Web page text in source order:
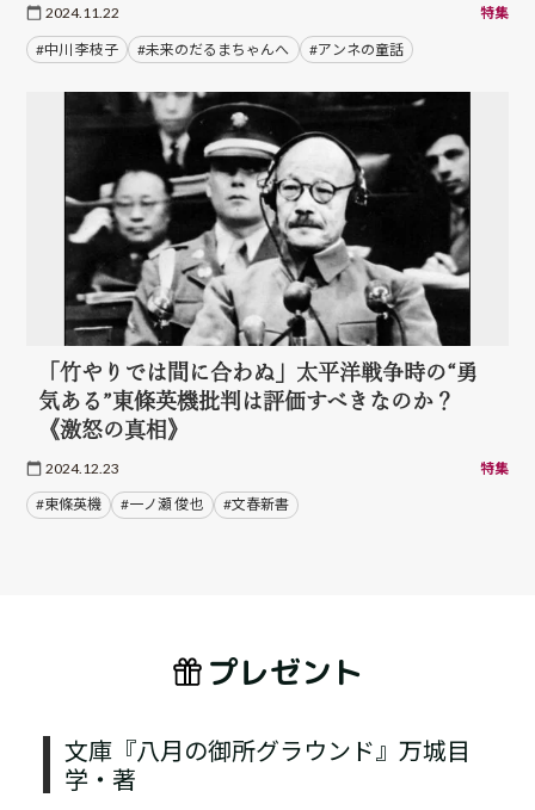
2024.11.22 特集
#中川 李枝子 #未来のだるまちゃんへ #アンネの童話
「竹やりでは間に合わぬ」太平洋戦争時の“勇
気ある”東條英機批判は評価すべきなのか？
《激怒の真相》
2024.12.23 特集
#東條英機 #一ノ瀬 俊也 #文春新書
プレゼント
文庫『八月の御所グラウンド』万城目
学・著